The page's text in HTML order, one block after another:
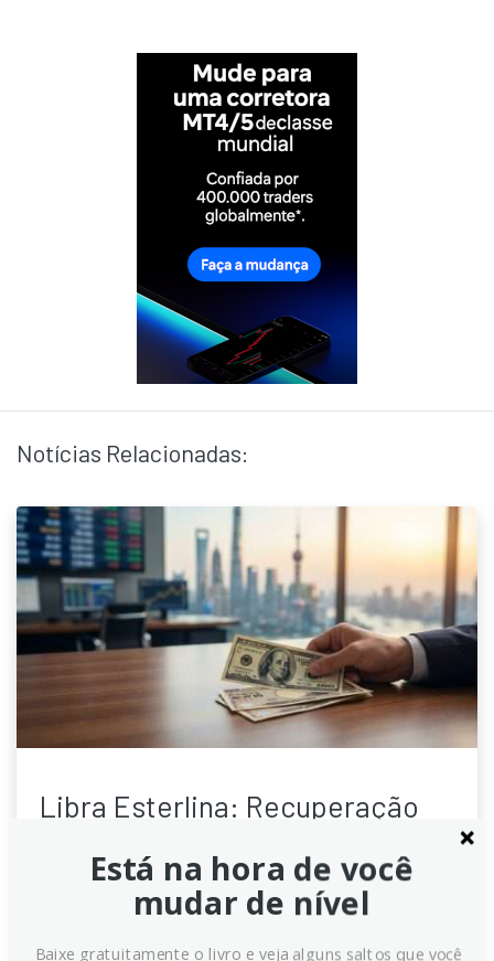
Notícias Relacionadas:
Libra Esterlina: Recuperação
Americano, aponta Scotiabank
Estrategistas do Scotiabank indicam que a Libra
Esterlina (GBP) mostra suporte devido à precificação
Está na hora de você
mudar de nível
Baixe gratuitamente o livro e veja alguns saltos que você